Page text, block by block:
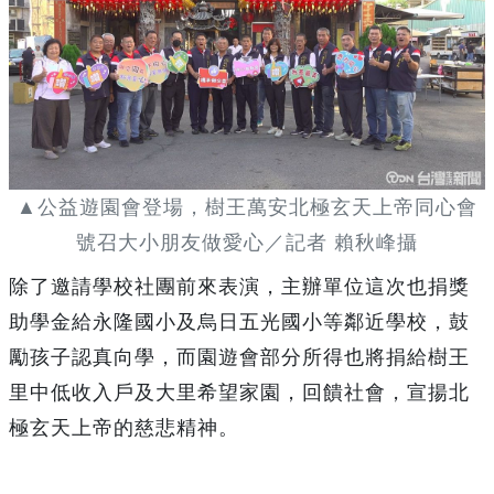
▲公益遊園會登場，樹王萬安北極玄天上帝同心會
號召大小朋友做愛心／記者 賴秋峰攝
除了邀請學校社團前來表演，主辦單位這次也捐獎
助學金給永隆國小及烏日五光國小等鄰近學校，鼓
勵孩子認真向學，而園遊會部分所得也將捐給樹王
里中低收入戶及大里希望家園，回饋社會，宣揚北
極玄天上帝的慈悲精神。